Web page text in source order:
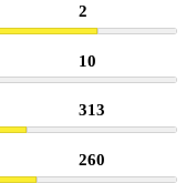
2
10
313
260